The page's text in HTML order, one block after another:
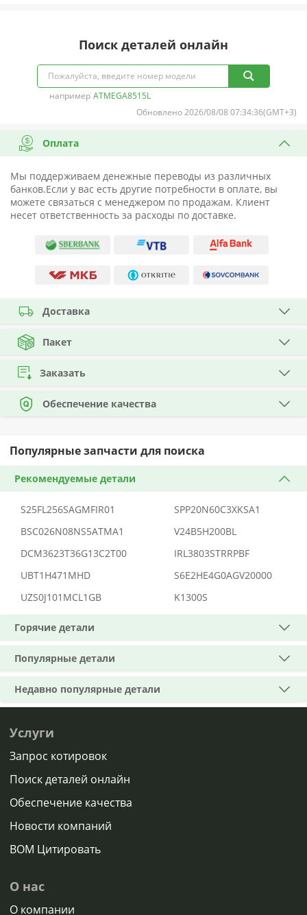
Поиск деталей онлайн
например ATMEGA8515L
Обновлено 2026/08/08 07:34:36(GMT+3)
Оплата
Мы поддерживаем денежные переводы из различных
банков.Если у вас есть другие потребности в оплате, вы
можете связаться с менеджером по продажам. Клиент
несет ответственность за расходы по доставке.
Доставка
Пакет
Заказать
Обеспечение качества
Популярные запчасти для поиска
Рекомендуемые детали
S25FL256SAGMFIR01
SPP20N60C3XKSA1
BSC026N08NS5ATMA1
V24B5H200BL
DCM3623T36G13C2T00
IRL3803STRRPBF
UBT1H471MHD
S6E2HE4G0AGV20000
UZS0J101MCL1GB
K1300S
Горячие детали
Популярные детали
Недавно популярные детали
Услуги
Запрос котировок
Поиск деталей онлайн
Обеспечение качества
Новости компаний
BOM Цитировать
О нас
О компании